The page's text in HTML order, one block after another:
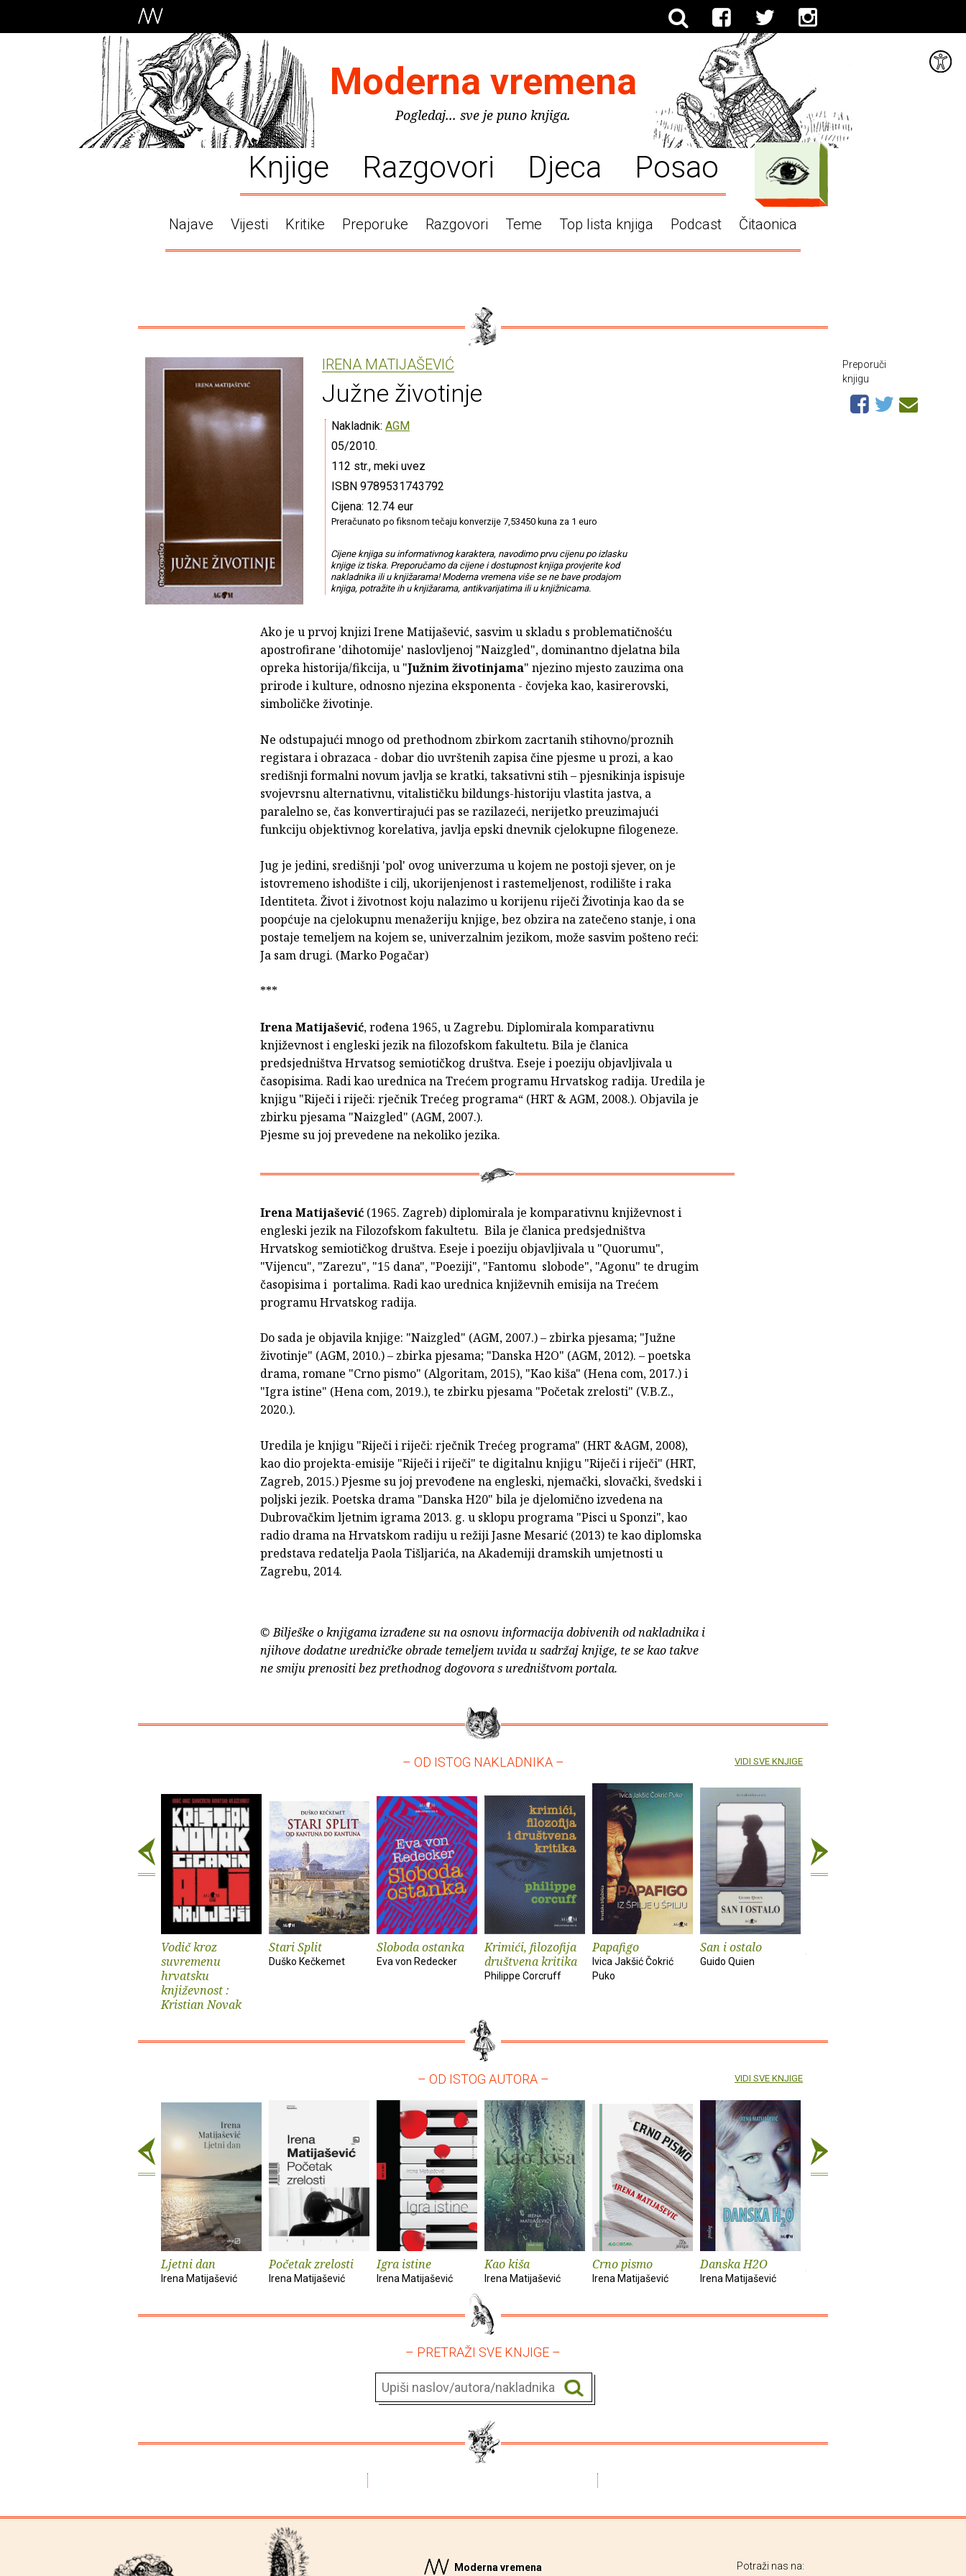
Moderna vremena
Pogledaj... sve je puno knjiga.
Knjige Razgovori Djeca Posao
Najave Vijesti Kritike Preporuke Razgovori Teme Top lista knjiga Podcast Čitaonica
IRENA MATIJAŠEVIĆ
Južne životinje
Nakladnik: AGM
05/2010.
112 str., meki uvez
ISBN 9789531743792
Cijena: 12.74 eur
Preračunato po fiksnom tečaju konverzije 7,53450 kuna za 1 euro
Cijene knjiga su informativnog karaktera, navodimo prvu cijenu po izlasku
knjige iz tiska. Preporučamo da cijene i dostupnost knjiga provjerite kod
nakladnika ili u knjižarama! Moderna vremena više se ne bave prodajom
knjiga, potražite ih u knjižarama, antikvarijatima ili u knjižnicama.
Ako je u prvoj knjizi Irene Matijašević, sasvim u skladu s problematičnošću
apostrofirane 'dihotomije' naslovljenoj "Naizgled", dominantno djelatna bila
opreka historija/fikcija, u "Južnim životinjama" njezino mjesto zauzima ona
prirode i kulture, odnosno njezina eksponenta - čovjeka kao, kasirerovski,
simboličke životinje.
Ne odstupajući mnogo od prethodnom zbirkom zacrtanih stihovno/proznih
registara i obrazaca - dobar dio uvrštenih zapisa čine pjesme u prozi, a kao
središnji formalni novum javlja se kratki, taksativni stih – pjesnikinja ispisuje
svojevrsnu alternativnu, vitalističku bildungs-historiju vlastita jastva, a
paralelno se, čas konvertirajući pas se razilazeći, nerijetko preuzimajući
funkciju objektivnog korelativa, javlja epski dnevnik cjelokupne filogeneze.
Jug je jedini, središnji 'pol' ovog univerzuma u kojem ne postoji sjever, on je
istovremeno ishodište i cilj, ukorijenjenost i rastemeljenost, rodilište i raka
Identiteta. Život i životnost koju nalazimo u korijenu riječi Životinja kao da se
poopćuje na cjelokupnu menažeriju knjige, bez obzira na zatečeno stanje, i ona
postaje temeljem na kojem se, univerzalnim jezikom, može sasvim pošteno reći:
Ja sam drugi. (Marko Pogačar)
***
Irena Matijašević, rođena 1965, u Zagrebu. Diplomirala komparativnu
književnost i engleski jezik na filozofskom fakultetu. Bila je članica
predsjedništva Hrvatsog semiotičkog društva. Eseje i poeziju objavljivala u
časopisima. Radi kao urednica na Trećem programu Hrvatskog radija. Uredila je
knjigu "Riječi i riječi: rječnik Trećeg programa“ (HRT & AGM, 2008.). Objavila je
zbirku pjesama "Naizgled" (AGM, 2007.).
Pjesme su joj prevedene na nekoliko jezika.
Irena Matijašević (1965. Zagreb) diplomirala je komparativnu književnost i
engleski jezik na Filozofskom fakultetu. Bila je članica predsjedništva
Hrvatskog semiotičkog društva. Eseje i poeziju objavljivala u "Quorumu",
"Vijencu", "Zarezu", "15 dana", "Poeziji", "Fantomu slobode", "Agonu" te drugim
časopisima i portalima. Radi kao urednica književnih emisija na Trećem
programu Hrvatskog radija.
Do sada je objavila knjige: "Naizgled" (AGM, 2007.) – zbirka pjesama; "Južne
životinje" (AGM, 2010.) – zbirka pjesama; "Danska H2O" (AGM, 2012). – poetska
drama, romane "Crno pismo" (Algoritam, 2015), "Kao kiša" (Hena com, 2017.) i
"Igra istine" (Hena com, 2019.), te zbirku pjesama "Početak zrelosti" (V.B.Z.,
2020.).
Uredila je knjigu "Riječi i riječi: rječnik Trećeg programa" (HRT &AGM, 2008),
kao dio projekta-emisije "Riječi i riječi" te digitalnu knjigu "Riječi i riječi" (HRT,
Zagreb, 2015.) Pjesme su joj prevođene na engleski, njemački, slovački, švedski i
poljski jezik. Poetska drama "Danska H20" bila je djelomično izvedena na
Dubrovačkim ljetnim igrama 2013. g. u sklopu programa "Pisci u Sponzi", kao
radio drama na Hrvatskom radiju u režiji Jasne Mesarić (2013) te kao diplomska
predstava redatelja Paola Tišljarića, na Akademiji dramskih umjetnosti u
Zagrebu, 2014.
© Bilješke o knjigama izrađene su na osnovu informacija dobivenih od nakladnika i
njihove dodatne uredničke obrade temeljem uvida u sadržaj knjige, te se kao takve
ne smiju prenositi bez prethodnog dogovora s uredništvom portala.
Preporuči
knjigu
– OD ISTOG NAKLADNIKA –
Vodič kroz
suvremenu
hrvatsku
književnost :
Kristian Novak
Stari Split
Duško Kečkemet
Sloboda ostanka
Eva von Redecker
Krimići, filozofija
društvena kritika
Philippe Corcruff
Papafigo
Ivica Jakšić Čokrić
Puko
San i ostalo
Guido Quien
VIDI SVE KNJIGE
– OD ISTOG AUTORA –
Ljetni dan
Irena Matijašević
Početak zrelosti
Irena Matijašević
Igra istine
Irena Matijašević
Kao kiša
Irena Matijašević
Crno pismo
Irena Matijašević
Danska H2O
Irena Matijašević
VIDI SVE KNJIGE
– PRETRAŽI SVE KNJIGE –
Moderna vremena Potraži nas na: